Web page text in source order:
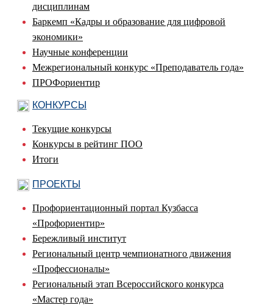
дисциплинам
Баркемп «Кадры и образование для цифровой
экономики»
Научные конференции
Межрегиональный конкурс «Преподаватель года»
ПРОФориентир
КОНКУРСЫ
Текущие конкурсы
Конкурсы в рейтинг ПОО
Итоги
ПРОЕКТЫ
Профориентационный портал Кузбасса
«Профориентир»
Бережливый институт
Региональный центр чемпионатного движения
«Профессионалы»
Региональный этап Всероссийского конкурса
«Мастер года»